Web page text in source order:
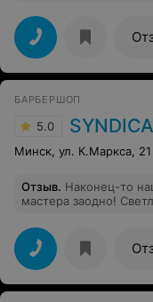
психолога выбираем
духу,по
понравилась как
Анна, что Вы есть)))
БАРБЕРШОП
5.0
Минск, ул. К.Маркса, 21
Отзыв. Наконец-то
мастера заодно! Светлана - Профессионал с
не пришлось
Обязательно